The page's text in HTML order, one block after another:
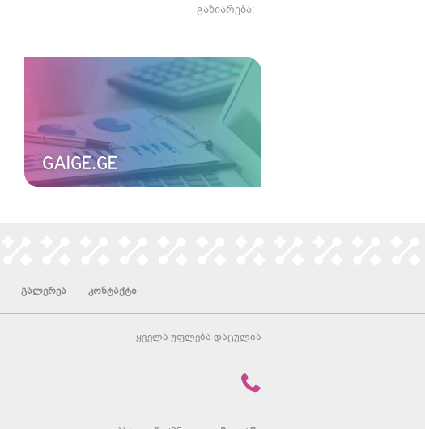
გაზიარება:
GAIGE.GE
გალერეა კონტაქტი
ყველა უფლება დაცულია